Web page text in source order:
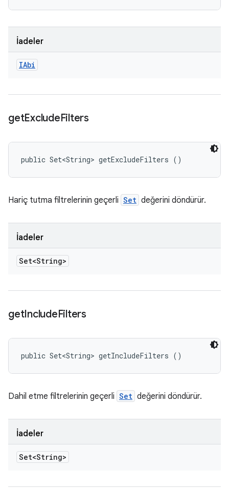
İadeler
IAbi
getExcludeFilters
public Set<String> getExcludeFilters ()
Hariç tutma filtrelerinin geçerli Set değerini döndürür.
İadeler
Set<String>
getIncludeFilters
public Set<String> getIncludeFilters ()
Dahil etme filtrelerinin geçerli Set değerini döndürür.
İadeler
Set<String>